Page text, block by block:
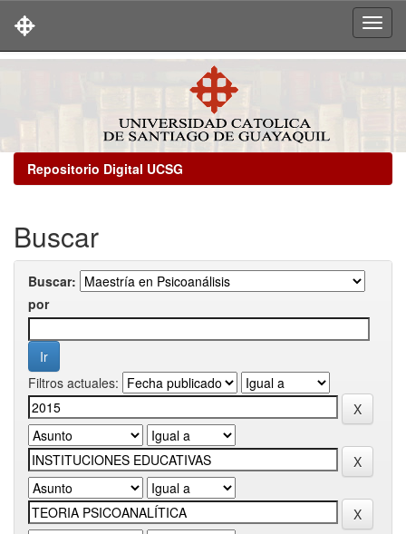
Repositorio Digital UCSG
Buscar
Buscar:
por
Filtros actuales: